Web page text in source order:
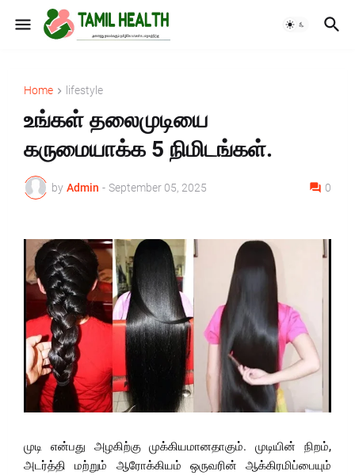
Home lifestyle
உங்கள் தலைமுடியை
கருமையாக்க 5 நிமிடங்கள்.
by Admin - September 05, 2025 0
முடி என்பது அழகிற்கு முக்கியமானதாகும். முடியின் நிறம்,
அடர்த்தி மற்றும் ஆரோக்கியம் ஒருவரின் ஆக்கிரமிப்பையும்